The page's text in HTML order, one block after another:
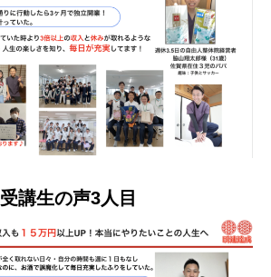
受講生の声3人目